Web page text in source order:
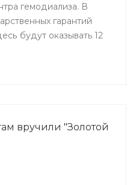
гемодиализа. В
гарантий
будут оказывать 12
вручили "Золотой